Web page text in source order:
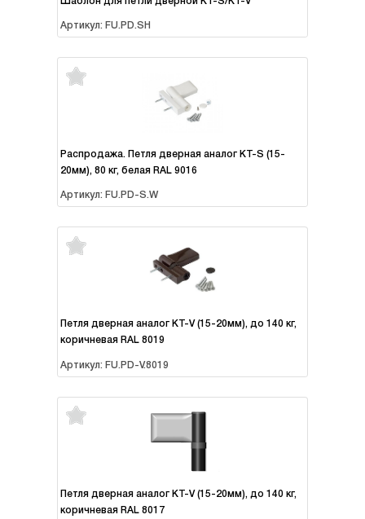
Артикул: FU.PD.SH
Распродажа. Петля дверная аналог KT-S (15-
20мм), 80 кг, белая RAL 9016
Артикул: FU.PD-S.W
Петля дверная аналог KT-V (15-20мм), до 140 кг,
коричневая RAL 8019
Артикул: FU.PD-V.8019
Петля дверная аналог KT-V (15-20мм), до 140 кг,
коричневая RAL 8017